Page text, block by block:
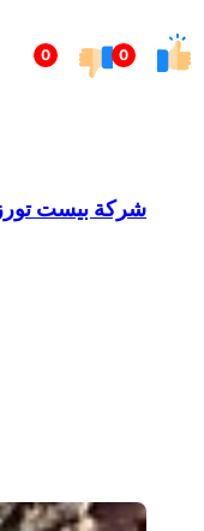
0
0إلى
شركة بيست